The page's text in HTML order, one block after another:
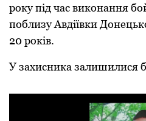
року під час виконання
поблизу Авдіївки
20 років.
У захисника залишилися